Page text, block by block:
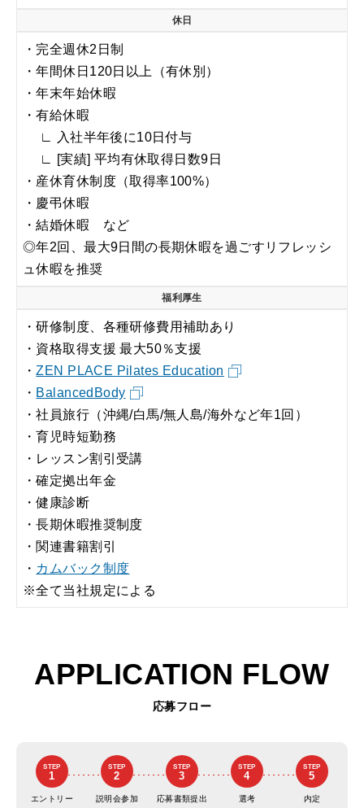
休日
・完全週休2日制
・年間休日120日以上（有休別）
・年末年始休暇
・有給休暇
∟ 入社半年後に10日付与
∟ [実績] 平均有休取得日数9日
・産休育休制度（取得率100%）
・慶弔休暇
・結婚休暇 など
◎年2回、最大9日間の長期休暇を過ごすリフレッシ
ュ休暇を推奨
福利厚生
・研修制度、各種研修費用補助あり
・資格取得支援 最大50％支援
・ZEN PLACE Pilates Education
・ BalancedBody
・社員旅行（沖縄/白馬/無人島/海外など年1回）
・育児時短勤務
・レッスン割引受講
・確定拠出年金
・健康診断
・長期休暇推奨制度
・関連書籍割引
・ カムバック制度
※全て当社規定による
APPLICATION FLOW
応募フロー
STEP
1
エントリー
STEP
2
説明会参加
STEP
3
応募書類提出
STEP
4
選考
STEP
5
内定